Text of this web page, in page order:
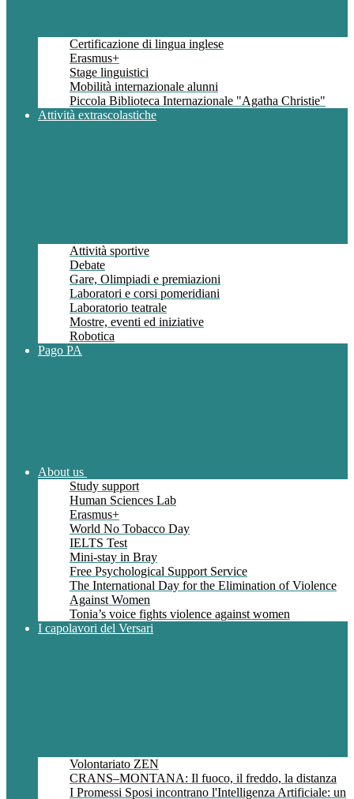
Certificazione di lingua inglese
Erasmus+
Stage linguistici
Mobilità internazionale alunni
Piccola Biblioteca Internazionale "Agatha Christie"
Attività extrascolastiche
Attività sportive
Debate
Gare, Olimpiadi e premiazioni
Laboratori e corsi pomeridiani
Laboratorio teatrale
Mostre, eventi ed iniziative
Robotica
Pago PA
About us
Study support
Human Sciences Lab
Erasmus+
World No Tobacco Day
IELTS Test
Mini-stay in Bray
Free Psychological Support Service
The International Day for the Elimination of Violence
Against Women
Tonia’s voice fights violence against women
I capolavori del Versari
Volontariato ZEN
CRANS–MONTANA: Il fuoco, il freddo, la distanza
I Promessi Sposi incontrano l'Intelligenza Artificiale: un